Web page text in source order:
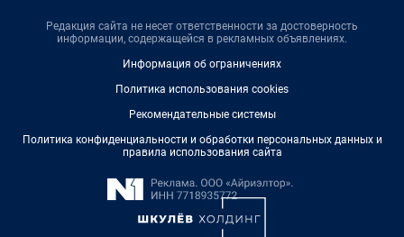
Редакция сайта не несет ответственности за достоверность
информации, содержащейся в рекламных объявлениях.
Информация об ограничениях
Политика использования cookies
Рекомендательные системы
Политика конфиденциальности и обработки персональных данных и
правила использования сайта